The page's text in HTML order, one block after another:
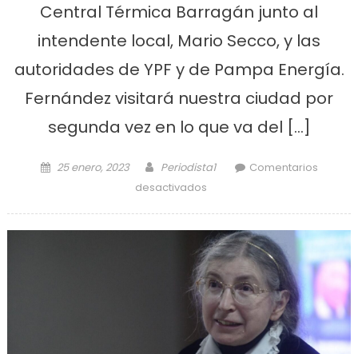
Central Térmica Barragán junto al
intendente local, Mario Secco, y las
autoridades de YPF y de Pampa Energía.
Fernández visitará nuestra ciudad por
segunda vez en lo que va del […]
Posted on
25 enero, 2023 Author
Periodista1
Comentarios
desactivados